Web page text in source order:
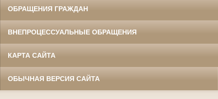
ОБРАЩЕНИЯ ГРАЖДАН
ВНЕПРОЦЕССУАЛЬНЫЕ ОБРАЩЕНИЯ
КАРТА САЙТА
ОБЫЧНАЯ ВЕРСИЯ САЙТА